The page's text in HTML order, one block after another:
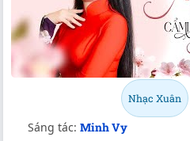
Nhạc Xuân
Sáng tác: Minh Vy